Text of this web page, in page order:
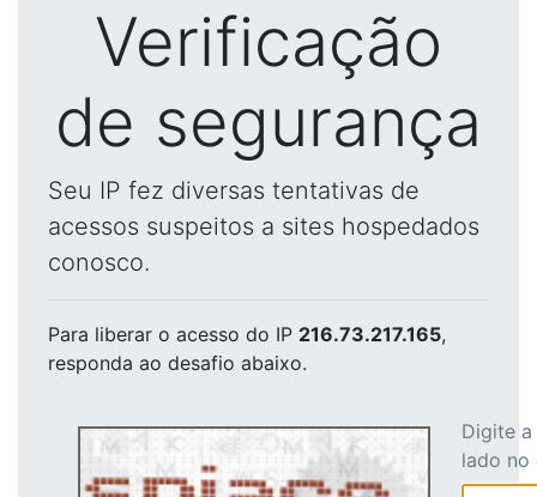
Verificação
de segurança
Seu IP fez diversas tentativas de
acessos suspeitos a sites hospedados
conosco.
Para liberar o acesso do IP 216.73.217.165,
responda ao desafio abaixo.
Digite
lado no